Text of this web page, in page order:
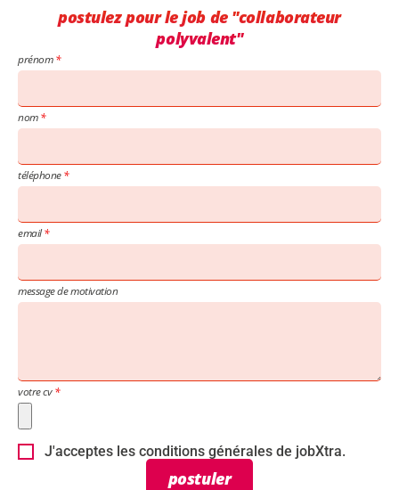
postulez pour le job de "collaborateur
polyvalent"
prénom
nom
téléphone
email
message de motivation
votre cv
J'acceptes les conditions générales de jobXtra.
postuler